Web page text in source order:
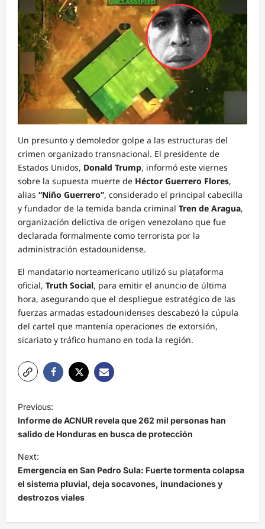
Un presunto y demoledor golpe a las estructuras del
crimen organizado transnacional. El presidente de
Estados Unidos, Donald Trump, informó este viernes
sobre la supuesta muerte de Héctor Guerrero Flores,
alias “Niño Guerrero”, considerado el principal cabecilla
y fundador de la temida banda criminal Tren de Aragua,
organización delictiva de origen venezolano que fue
declarada formalmente como terrorista por la
administración estadounidense.
El mandatario norteamericano utilizó su plataforma
oficial, Truth Social, para emitir el anuncio de última
hora, asegurando que el despliegue estratégico de las
fuerzas armadas estadounidenses descabezó la cúpula
del cartel que mantenía operaciones de extorsión,
sicariato y tráfico humano en toda la región.
N
a
v
e
g
a
Previous:
Informe de ACNUR revela que 262 mil personas han
salido de Honduras en busca de protección
Next:
Emergencia en San Pedro Sula: Fuerte tormenta colapsa
el sistema pluvial, deja socavones, inundaciones y
destrozos viales